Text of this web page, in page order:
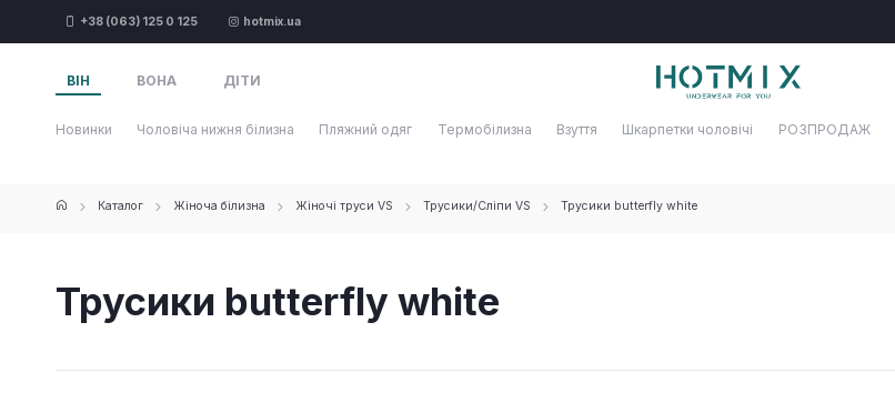
+38 (063) 125 0 125 hotmix.ua
ВІН ВОНА ДІТИ
Новинки Чоловіча нижня білизна Пляжний одяг Термобілизна Взуття Шкарпетки чоловічі РОЗПРОДАЖ
Каталог Жіноча білизна Жіночі труси VS Трусики/Сліпи VS Трусики butterfly white
Трусики butterfly white